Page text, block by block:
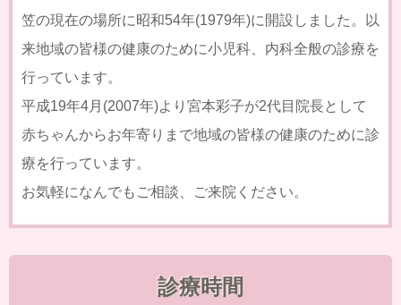
笠の現在の場所に昭和54年(1979年)に開設しました。以
来地域の皆様の健康のために小児科、内科全般の診療を
行っています。
平成19年4月(2007年)より宮本彩子が2代目院長として
赤ちゃんからお年寄りまで地域の皆様の健康のために診
療を行っています。
お気軽になんでもご相談、ご来院ください。
診療時間